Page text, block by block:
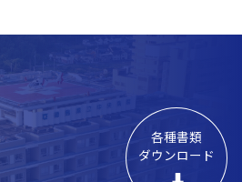
各種書類
ダウンロード